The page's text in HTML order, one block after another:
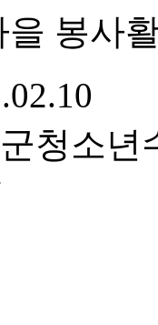
을 봉사
청소년